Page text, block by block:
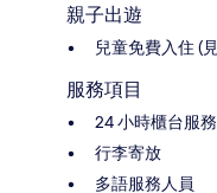
親子出遊
兒童免費入住 (
服務項目
24 小時櫃台服務
行李寄放
多語服務人員